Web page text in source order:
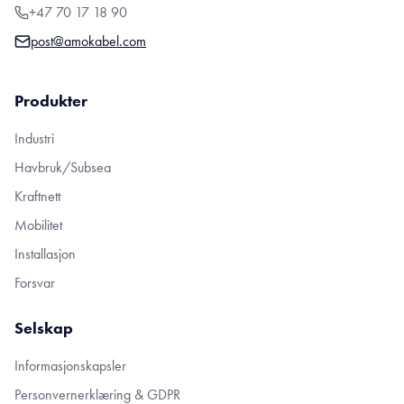
+47 70 17 18 90
post@amokabel.com
Produkter
Industri
Havbruk/Subsea
Kraftnett
Mobilitet
Installasjon
Forsvar
Selskap
Informasjonskapsler
Personvernerklæring & GDPR